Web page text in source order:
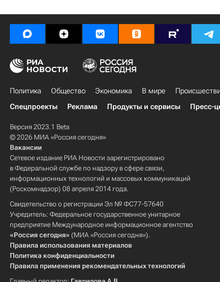
Политика Общество Экономика В мире
Спецпроекты
Реклама Продукты и сервисы Пресс-
Версия 2023.1 Beta
© 2026 МИА «Россия сегодня»
Вакансии
Сетевое издание РИА Новости зарегистрировано
в Федеральной службе по надзору в сфере связи,
информационных технологий и массовых коммуникаций
(Роскомнадзор) 08 апреля 2014 года.
Свидетельство о регистрации Эл № ФС77-57640
Учредитель: Федеральное государственное унитарное
предприятие Международное информационное агентство
«Россия сегодня» (МИА «Россия сегодня»).
Правила использования материалов
Политика конфиденциальности
Правила применения рекомендательных технологий